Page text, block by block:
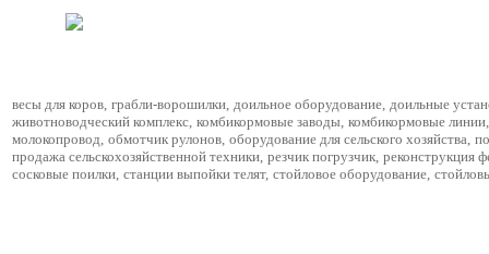
весы для коров, грабли-ворошилки, доильное оборудование, доильные
животноводческий комплекс, комбикормовые заводы, комбикормовые линии,
молокопровод, обмотчик рулонов, оборудование для сельского хозяйства,
продажа сельскохозяйственной техники, резчик погрузчик, реконструкция
сосковые поилки, станции выпойки телят, стойловое оборудование,